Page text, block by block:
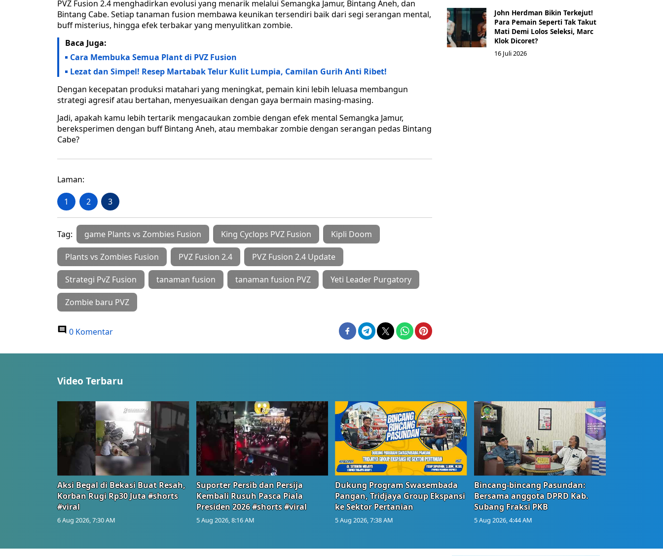
PVZ Fusion 2.4 menghadirkan evolusi yang menarik melalui Semangka Jamur, Bintang Aneh, dan
Bintang Cabe. Setiap tanaman fusion membawa keunikan tersendiri baik dari segi serangan mental,
buff misterius, hingga efek terbakar yang menyulitkan zombie.
Baca Juga:
Cara Membuka Semua Plant di PVZ Fusion
Lezat dan Simpel! Resep Martabak Telur Kulit Lumpia, Camilan Gurih Anti Ribet!
Dengan kecepatan produksi matahari yang meningkat, pemain kini lebih leluasa membangun
strategi agresif atau bertahan, menyesuaikan dengan gaya bermain masing-masing.
Jadi, apakah kamu lebih tertarik mengacaukan zombie dengan efek mental Semangka Jamur,
bereksperimen dengan buff Bintang Aneh, atau membakar zombie dengan serangan pedas Bintang
Cabe?
Laman:
1 2 3
Tag: game Plants vs Zombies Fusion King Cyclops PVZ Fusion Kipli Doom
Plants vs Zombies Fusion PVZ Fusion 2.4 PVZ Fusion 2.4 Update
Strategi PvZ Fusion tanaman fusion tanaman fusion PVZ Yeti Leader Purgatory
Zombie baru PVZ
0 Komentar
John Herdman Bikin Terkejut!
Para Pemain Seperti Tak Takut
Mati Demi Lolos Seleksi, Marc
Klok Dicoret?
16 Juli 2026
Video Terbaru
Aksi Begal di Bekasi Buat Resah,
Korban Rugi Rp30 Juta #shorts
#viral
6 Aug 2026, 7:30 AM
Suporter Persib dan Persija
Kembali Rusuh Pasca Piala
Presiden 2026 #shorts #viral
5 Aug 2026, 8:16 AM
Dukung Program Swasembada
Pangan, Tridjaya Group Ekspansi
ke Sektor Pertanian
5 Aug 2026, 7:38 AM
Bincang-bincang Pasundan:
Bersama anggota DPRD Kab.
Subang Fraksi PKB
5 Aug 2026, 4:44 AM